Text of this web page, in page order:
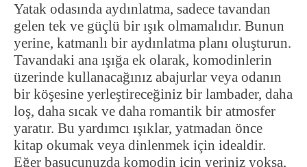
Yatak odasında aydınlatma, sadece tavandan
gelen tek ve güçlü bir ışık olmamalıdır. Bunun
yerine, katmanlı bir aydınlatma planı oluşturun.
Tavandaki ana ışığa ek olarak, komodinlerin
üzerinde kullanacağınız abajurlar veya odanın
bir köşesine yerleştireceğiniz bir lambader, daha
loş, daha sıcak ve daha romantik bir atmosfer
yaratır. Bu yardımcı ışıklar, yatmadan önce
kitap okumak veya dinlenmek için idealdir.
Eğer başucunuzda komodin için yeriniz yoksa,